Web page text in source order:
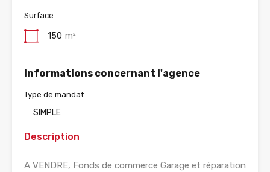
Surface
150 m²
Informations concernant l'agence
Type de mandat
SIMPLE
Description
A VENDRE, Fonds de commerce Garage et réparation